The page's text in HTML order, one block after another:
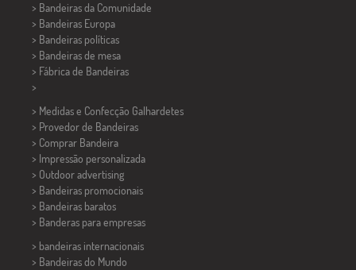
> Bandeiras da Comunidade
> Bandeiras Europa
> Bandeiras políticas
> Bandeiras de mesa
> Fábrica de Bandeiras
>
> Medidas e Confecção Galhardetes
> Provedor de Bandeiras
> Comprar Bandeira
> Impressão personalizada
> Outdoor advertising
> Bandeiras promocionais
> Bandeiras baratos
> Banderas para empresas
> bandeiras internacionais
> Bandeiras do Mundo